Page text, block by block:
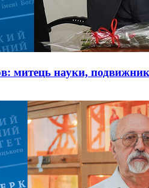
митець науки, подвижник